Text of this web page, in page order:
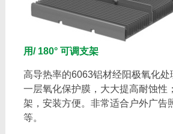
用/ 180° 可调支架
高导热率的6063铝材经阳极氧化
一层氧化保护膜，大大提高耐蚀性
架，安装方便。非常适合户外广告
等。